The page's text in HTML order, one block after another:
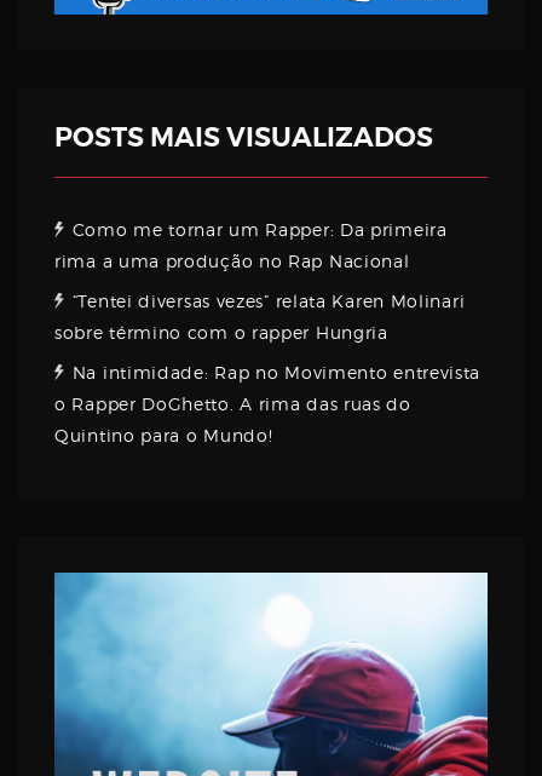
POSTS MAIS VISUALIZADOS
Como me tornar um Rapper: Da primeira
rima a uma produção no Rap Nacional
“Tentei diversas vezes” relata Karen Molinari
sobre término com o rapper Hungria
Na intimidade: Rap no Movimento entrevista
o Rapper DoGhetto. A rima das ruas do
Quintino para o Mundo!